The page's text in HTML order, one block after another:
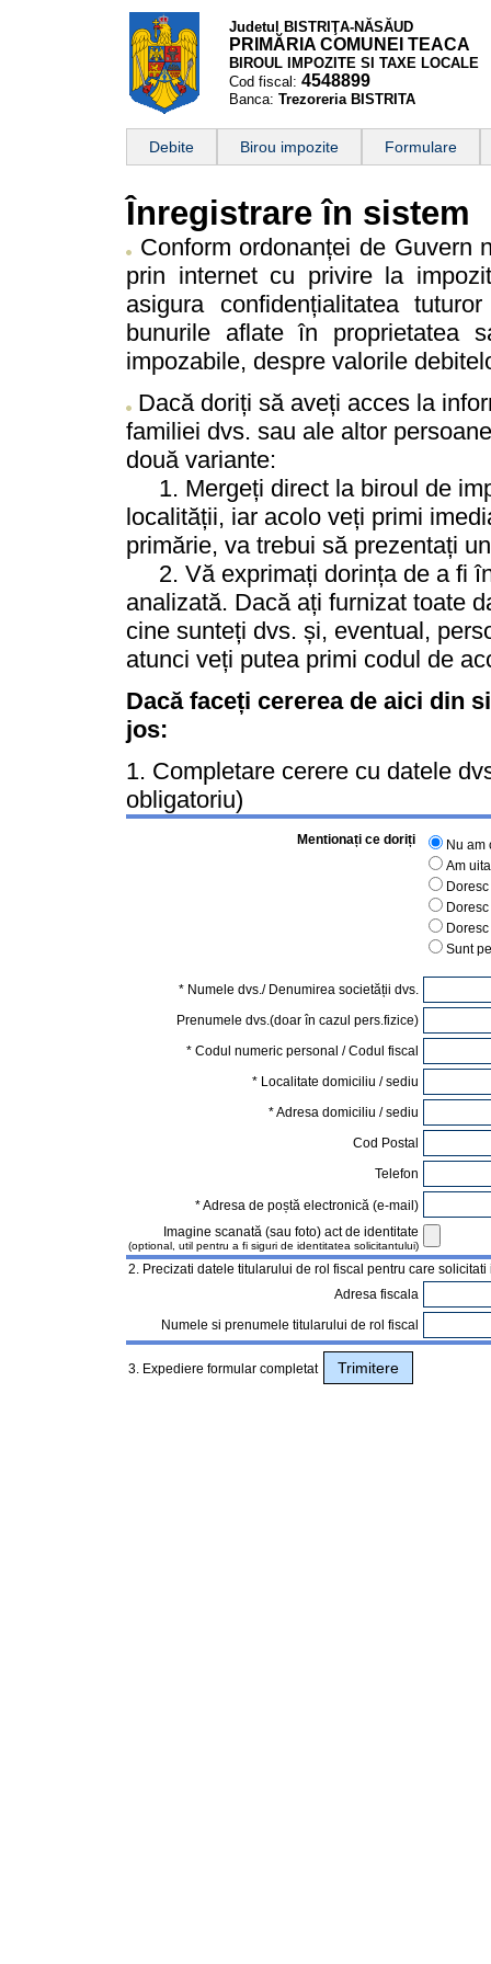
Judetul BISTRIŢA-NĂSĂUD
PRIMĂRIA COMUNEI TEACA
BIROUL IMPOZITE SI TAXE LOCALE
Cod fiscal: 4548899
Banca: Trezoreria BISTRITA
Debite Birou impozite Formulare
Înregistrare în sistem
Conform ordonanței de Guvern
prin internet cu privire la
asigura confidențialitatea
bunurile aflate în proprietatea
impozabile, despre valorile
Dacă doriți să aveți acces la
familiei dvs. sau ale altor
două variante:
1. Mergeți direct la biroul de
localității, iar acolo veți primi
primărie, va trebui să prezentați
2. Vă exprimați dorința de a fi
analizată. Dacă ați furnizat toate
cine sunteți dvs. și, eventual,
atunci veți putea primi codul de
Dacă faceți cererea de aici din
jos:
1. Completare cerere cu datele
obligatoriu)
Mentionați ce doriți
Nu am
Am
Sunt
* Numele dvs./ Denumirea societății dvs.
Prenumele dvs.(doar în cazul pers.fizice)
* Codul numeric personal / Codul fiscal
* Localitate domiciliu / sediu
* Adresa domiciliu / sediu
Cod Postal
Telefon
* Adresa de poștă electronică (e-mail)
Imagine scanată (sau foto) act de identitate
(optional, util pentru a fi siguri de identitatea solicitantului)
2. Precizati datele titularului de rol fiscal pentru care
Adresa fiscala
Numele si prenumele titularului de rol fiscal
3. Expediere formular completat